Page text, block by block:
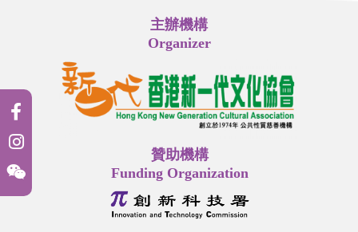
主辦機構
Organizer
贊助機構
Funding Organization